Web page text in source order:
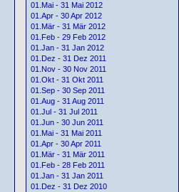
01.Mai - 31 Mai 2012
01.Apr - 30 Apr 2012
01.Mär - 31 Mär 2012
01.Feb - 29 Feb 2012
01.Jan - 31 Jan 2012
01.Dez - 31 Dez 2011
01.Nov - 30 Nov 2011
01.Okt - 31 Okt 2011
01.Sep - 30 Sep 2011
01.Aug - 31 Aug 2011
01.Jul - 31 Jul 2011
01.Jun - 30 Jun 2011
01.Mai - 31 Mai 2011
01.Apr - 30 Apr 2011
01.Mär - 31 Mär 2011
01.Feb - 28 Feb 2011
01.Jan - 31 Jan 2011
01.Dez - 31 Dez 2010